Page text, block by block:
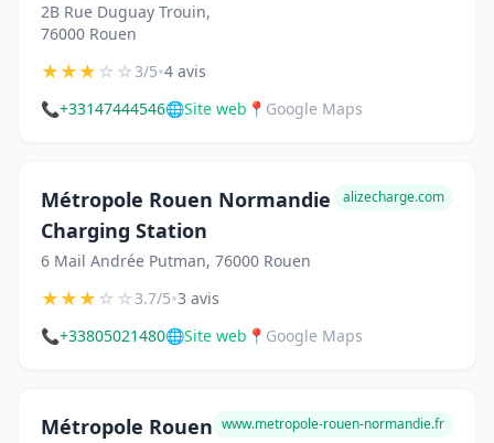
2B Rue Duguay Trouin,
76000 Rouen
★★★☆☆3/5•4 avis
📞+33147444546🌐Site web 📍 Google Maps
Métropole Rouen Normandie
Charging Station
6 Mail Andrée Putman, 76000 Rouen
alizecharge.com
★★★☆☆3.7/5•3 avis
📞+33805021480🌐Site web 📍 Google Maps
Métropole Rouen www.metropole-rouen-normandie.fr